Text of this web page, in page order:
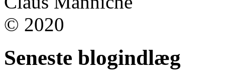
© 2020
Seneste blogindlæg